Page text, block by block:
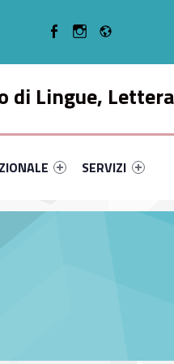
di Lingue,
44
#link-menu-primary-65397-
Link identifier
SERVIZI
WebMan on FacebookWebMan on Instagram